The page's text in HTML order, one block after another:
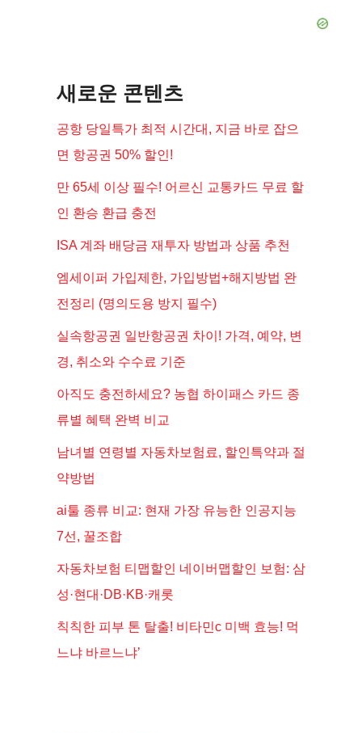
새로운 콘텐츠
공항 당일특가 최적 시간대, 지금 바로 잡으
면 항공권 50% 할인!
만 65세 이상 필수! 어르신 교통카드 무료 할
인 환승 환급 충전
ISA 계좌 배당금 재투자 방법과 상품 추천
엠세이퍼 가입제한, 가입방법+해지방법 완
전정리 (명의도용 방지 필수)
실속항공권 일반항공권 차이! 가격, 예약, 변
경, 취소와 수수료 기준
아직도 충전하세요? 농협 하이패스 카드 종
류별 혜택 완벽 비교
남녀별 연령별 자동차보험료, 할인특약과 절
약방법
ai툴 종류 비교: 현재 가장 유능한 인공지능
7선, 꿀조합
자동차보험 티맵할인 네이버맵할인 보험: 삼
성·현대·DB·KB·캐롯
칙칙한 피부 톤 탈출! 비타민c 미백 효능! 먹
느냐 바르느냐’